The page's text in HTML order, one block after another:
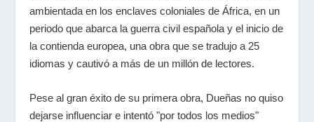
ambientada en los enclaves coloniales de África, en un
periodo que abarca la guerra civil española y el inicio de
la contienda europea, una obra que se tradujo a 25
idiomas y cautivó a más de un millón de lectores.
Pese al gran éxito de su primera obra, Dueñas no quiso
dejarse influenciar e intentó "por todos los medios"